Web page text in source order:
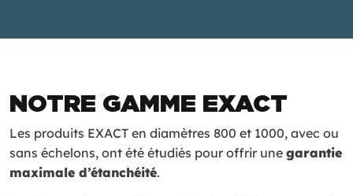
NOTRE GAMME EXACT
Les produits EXACT en diamètres 800 et 1000, avec ou
sans échelons, ont été étudiés pour offrir une garantie
maximale d’étanchéité.